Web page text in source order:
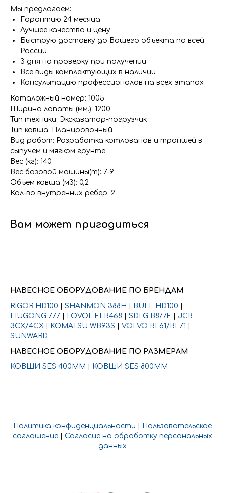
Мы предлагаем:
Гарантию 24 месяца
Лучшее качество и цену
Быструю доставку до Вашего объекта по всей
России
3 дня на проверку при получении
Все виды комплектующих в наличии
Консультацию профессионалов на всех этапах
Каталожный номер: 1005
Ширина лопаты (мм.): 1200
Тип техники: Экскаватор-погрузчик
Тип ковша: Планировочный
Вид работ: Разработка котлованов и траншей в
сыпучем и мягком грунте
Вес (кг): 140
Вес базовой машины(т): 7-9
Объем ковша (м3): 0,2
Кол-во внутренних ребер: 2
Вам может пригодиться
НАВЕСНОЕ ОБОРУДОВАНИЕ ПО БРЕНДАМ
RIGOR HD100
SHANMON 388H BULL HD100
LIUGONG 777
LOVOL FLB468 SDLG B877F
JCB
3CX/4CX
KOMATSU WB93S VOLVO BL61/BL71
SUNWARD
НАВЕСНОЕ ОБОРУДОВАНИЕ ПО РАЗМЕРАМ
КОВШИ SES 400ММ
КОВШИ SES 800ММ
Политика конфиденциальности
Пользовательское
соглашение
Согласие на обработку персональных
данных